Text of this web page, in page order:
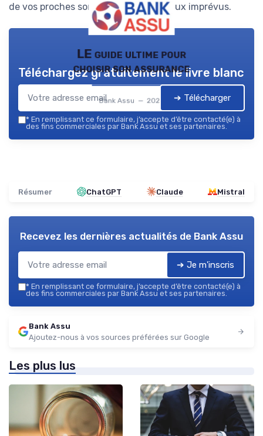
de vos proches sont protégées face aux imprévus.
LE guide ultime pour
choisir son assurance
Bank Assu — 2026
Téléchargez gratuitement le livre blanc
➔ Télécharger
* En remplissant ce formulaire, j’accepte d’être contacté(e) à
des fins commerciales par Bank Assu et ses partenaires.
Résumer ChatGPT Claude Mistral
Recevez les dernières actualités de Bank Assu
➔ Je m'inscris
* En remplissant ce formulaire, j’accepte d’être contacté(e) à
des fins commerciales par Bank Assu et ses partenaires.
Bank Assu
Ajoutez-nous à vos sources préférées sur Google
Les plus lus